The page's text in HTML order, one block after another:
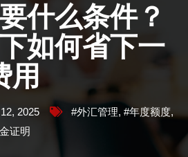
什么条件？
如何省下一
用
2025 #外汇管理, #年度额度,
证明